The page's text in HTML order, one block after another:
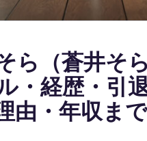
ら（蒼井そ
・経歴・引
由・年収ま